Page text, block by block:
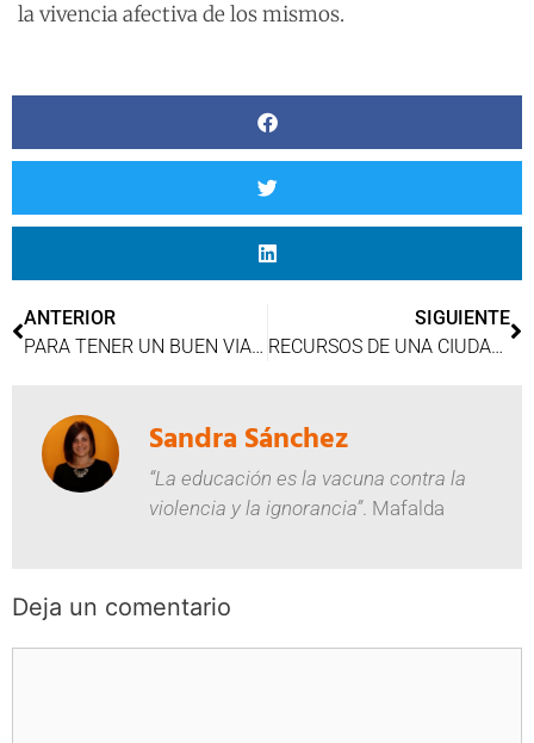
la vivencia afectiva de los mismos.
ANTERIOR
PARA TENER UN BUEN VIAJE DE ESTUDIANTES
SIGUIENTE
RECURSOS DE UNA CIUDAD ACCESIBLE
Sandra Sánchez
“La educación es la vacuna contra la
violencia y la ignorancia”. Mafalda
Deja un comentario